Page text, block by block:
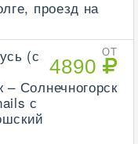
проезд на
ОТ
4890
(с
Солнечногорск
с